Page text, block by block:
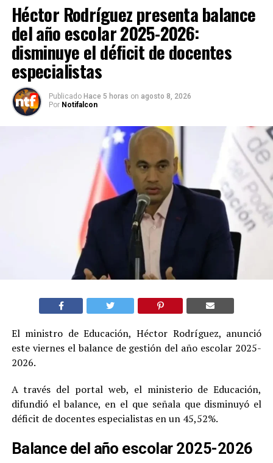
Héctor Rodríguez presenta balance
del año escolar 2025-2026:
disminuye el déficit de docentes
especialistas
Publicado Hace 5 horas on agosto 8, 2026
Por Notifalcon
El ministro de Educación, Héctor Rodríguez, anunció
este viernes el balance de gestión del año escolar 2025-
2026.
A través del portal web, el ministerio de Educación,
difundió el balance, en el que señala que disminuyó el
déficit de docentes especialistas en un 45,52%.
Balance del año escolar 2025-2026